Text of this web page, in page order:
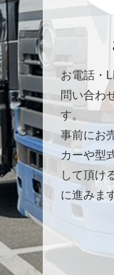
お電話・
問い合わ
す。
事前にお
カーや型
して頂け
に進みま